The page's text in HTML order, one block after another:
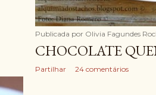
Publicada por Olivia Fagundes
CHOCOLATE
Partilhar 24 comentários